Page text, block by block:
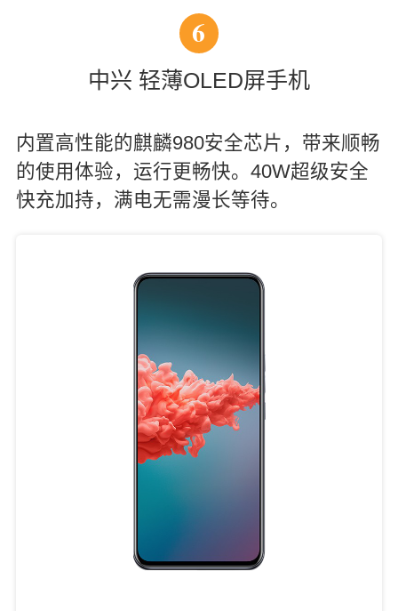
6
中兴 轻薄OLED屏手机
内置高性能的麒麟980安全芯片，带来顺畅
的使用体验，运行更畅快。40W超级安全
快充加持，满电无需漫长等待。